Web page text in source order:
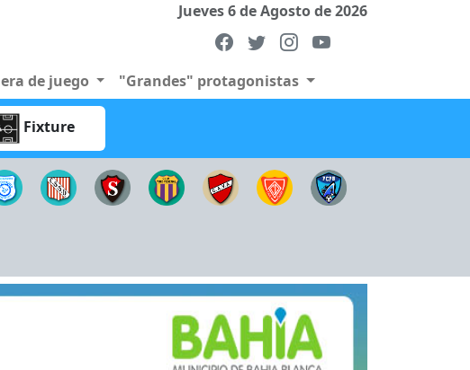
Jueves 6 de Agosto de 2026
de juego "Grandes" protagonistas
Fixture